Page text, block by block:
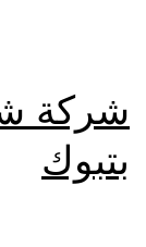
شركة
بتبوك